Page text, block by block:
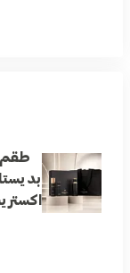
طقم